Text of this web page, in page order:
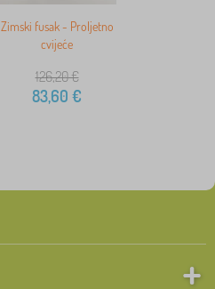
Zimski fusak - Proljetno
cvijeće
126,20€
83,60 €